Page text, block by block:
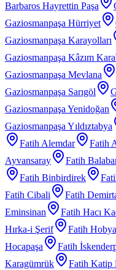
Barbaros Hayrettin Paşa
Gaziosmanpaşa Hürriyet
Gaziosmanpaşa Karayolları
Gaziosmanpaşa Kâzım
Gaziosmanpaşa Mevlana
Gaziosmanpaşa Sarıgöl
Gaziosmanpaşa Yenidoğan
Gaziosmanpaşa Yıldıztabya
Fatih Alemdar
Fatih
Ayvansaray
Fatih
Fatih Binbirdirek
Fatih Cibali
Fatih
Eminsinan
Fatih Hacı
Hırka-i Şerif
Fatih
Hocapaşa
Fatih
Karagümrük
Fatih Katip